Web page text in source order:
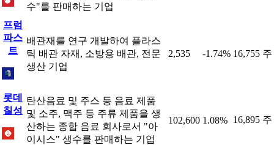
수"를 판매하는 기업
프럼
파스
트
배관재를 연구 개발하여 플라스
틱 배관 자재, 소방용 배관, 전문
생산 기업
2,535 -1.74% 16,755 주
롯데
칠성
탄산음료 및 주스 등 음료 제품
및 소주, 맥주 등 주류 제품을 생
산하는 종합 음료 회사로서 "아
이시스" 생수를 판매하는 기업
102,600 1.08% 16,895 주